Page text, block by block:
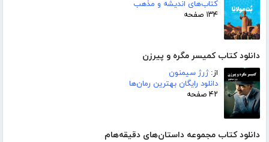
کتاب‌های اندیشه و مذهب
۱۳۴ صفحه
دانلود کتاب کمیسر مگره و پیرزن
از:ژرژ سیمنون
دانلود رایگان بهترین رمان‌ها
۴۲ صفحه
دانلود کتاب مجموعه داستان‌های دقیقه‌هام